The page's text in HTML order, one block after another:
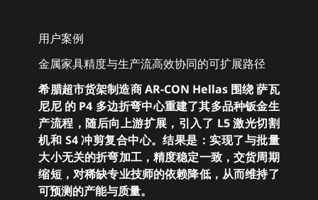
用户案例
金属家具精度与生产流高效协同的可扩展路径
希腊超市货架制造商 AR-CON Hellas 围绕 萨瓦
尼尼 的 P4 多边折弯中心重建了其多品种钣金生
产流程，随后向上游扩展，引入了 L5 激光切割
机和 S4 冲剪复合中心。结果是：实现了与批量
大小无关的折弯加工，精度稳定一致，交货周期
缩短，对稀缺专业技师的依赖降低，从而维持了
可预测的产能与质量。